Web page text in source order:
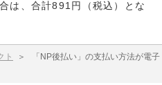
は、合計891円（税込）とな
ト ＞
「NP後払い」の支払い方法が電子